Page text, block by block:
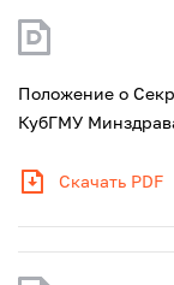
Положение о
КубГМУ
Скачать PDF